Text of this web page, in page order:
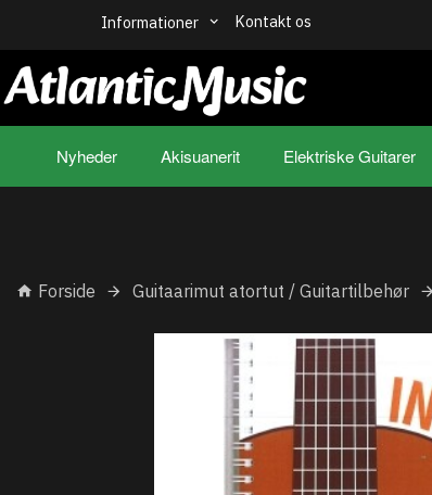
Informationer Kontakt os
Nyheder Akisuanerit Elektriske Guitarer
Forside Guitaarimut atortut / Guitartilbehør